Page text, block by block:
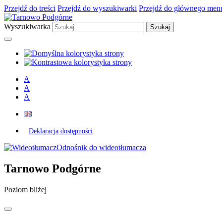
Przejdź do treści Przejdź do wyszukiwarki Przejdź do głównego
Wyszukiwarka
A
A
A
Deklaracja dostępności
Odnośnik do wideotłumacza
Tarnowo Podgórne
Poziom bliżej